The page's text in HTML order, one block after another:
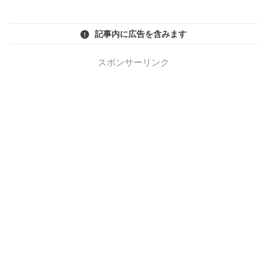
記事内に広告を含みます
スポンサーリンク